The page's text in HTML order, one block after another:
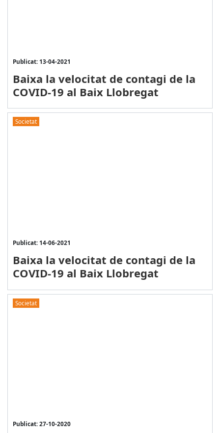
Publicat: 13-04-2021
Baixa la velocitat de contagi de la
COVID-19 al Baix Llobregat
Societat
Publicat: 14-06-2021
Baixa la velocitat de contagi de la
COVID-19 al Baix Llobregat
Societat
Publicat: 27-10-2020